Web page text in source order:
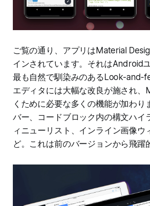
ご覧の通り、アプリはMaterial
インされています。それはAndroid
最も自然で馴染みのあるLook-and-
エディタには大幅な改良が施され
くために必要な多くの機能が加わり
バー、コードブロック内の構文ハイ
ィニューリスト、インライン画像ウ
ど。これは前のバージョンから飛躍